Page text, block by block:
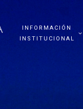
INFORMACIÓN
INSTITUCIONAL